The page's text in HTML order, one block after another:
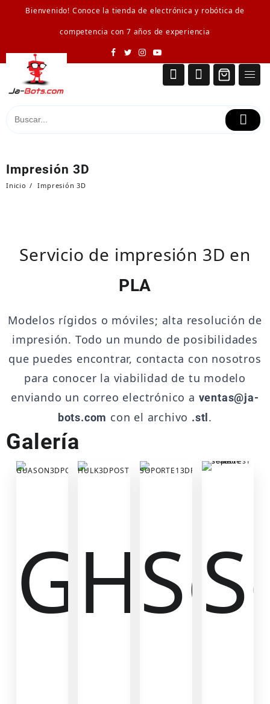
Bienvenido! Conoce la tienda de electrónica y robótica de
competencia con 7 años de experiencia
Impresión 3D
Inicio Impresión 3D
Servicio de impresión 3D en
PLA
Modelos rígidos o móviles; alta resolución de
impresión. Todo un mundo de posibilidades
que puedes encontrar, contacta con nosotros
para conocer la viabilidad de tu modelo
enviando un correo electrónico a ventas@ja-
bots.com con el archivo .stl .
Galería
Hulk